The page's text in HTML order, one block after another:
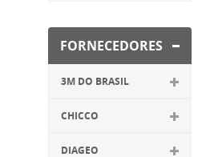
FORNECEDORES
3M DO BRASIL
CHICCO
DIAGEO